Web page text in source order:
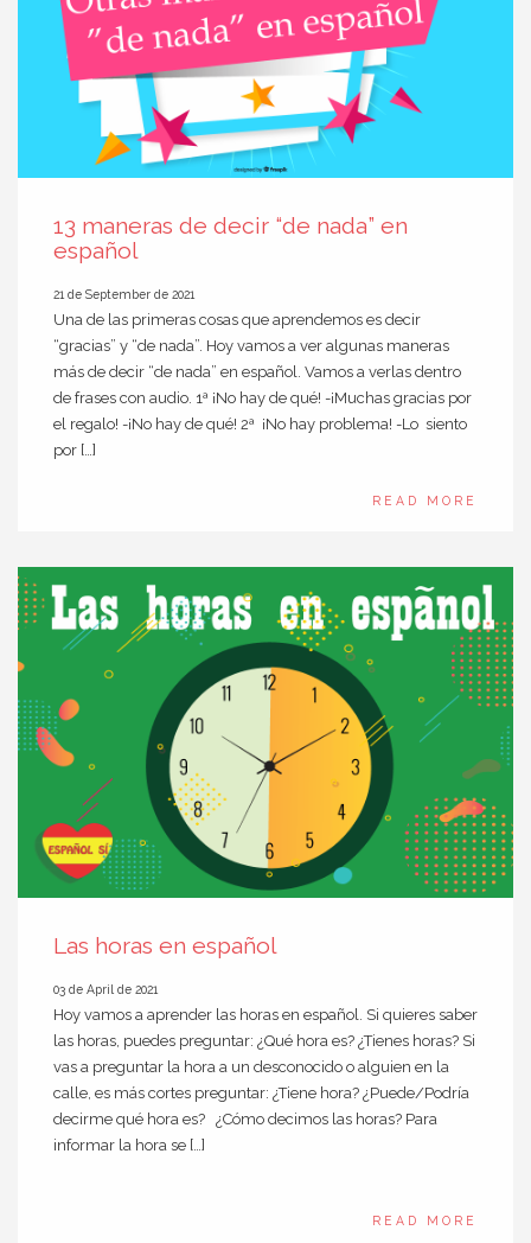
13 maneras de decir “de nada” en
español
21 de September de 2021
Una de las primeras cosas que aprendemos es decir
“gracias” y “de nada”. Hoy vamos a ver algunas maneras
más de decir “de nada” en español. Vamos a verlas dentro
de frases con audio. 1ª ¡No hay de qué! -¡Muchas gracias por
el regalo! -¡No hay de qué! 2ª ¡No hay problema! -Lo siento
por […]
READ MORE
Las horas en español
03 de April de 2021
Hoy vamos a aprender las horas en español. Si quieres saber
las horas, puedes preguntar: ¿Qué hora es? ¿Tienes horas? Si
vas a preguntar la hora a un desconocido o alguien en la
calle, es más cortes preguntar: ¿Tiene hora? ¿Puede/Podría
decirme qué hora es? ¿Cómo decimos las horas? Para
informar la hora se […]
READ MORE